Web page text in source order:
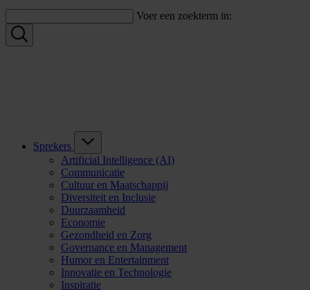
Voer een zoekterm in:
Sprekers
Artificial Intelligence (AI)
Communicatie
Cultuur en Maatschappij
Diversiteit en Inclusie
Duurzaamheid
Economie
Gezondheid en Zorg
Governance en Management
Humor en Entertainment
Innovatie en Technologie
Inspiratie